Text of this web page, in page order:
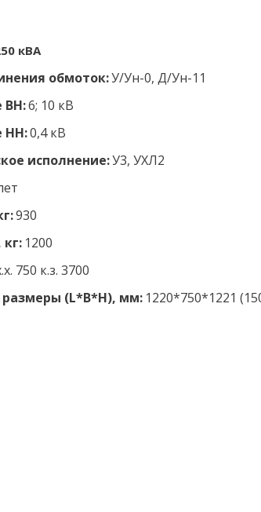
кВА
обмоток:У/Ун-0, Д/Ун-11
ВН: 6; 10 кВ
НН: 0,4 кВ
исполнение: У3, УХЛ2
930
1200
750 к.з. 3700
(L*B*H), мм: 1220*750*1221